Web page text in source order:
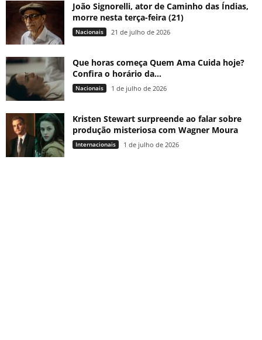
João Signorelli, ator de Caminho das Índias,
morre nesta terça-feira (21)
Nacionais 21 de julho de 2026
Que horas começa Quem Ama Cuida hoje?
Confira o horário da...
Nacionais 1 de julho de 2026
Kristen Stewart surpreende ao falar sobre
produção misteriosa com Wagner Moura
Internacionais 1 de julho de 2026